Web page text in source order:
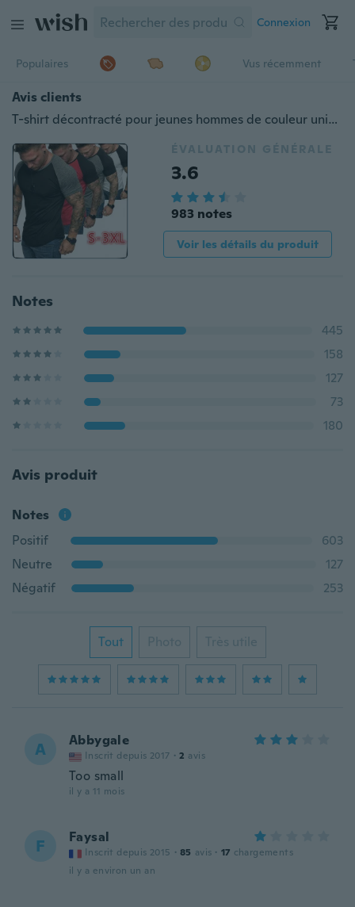
Connexion
Populaires Vus récemment
Avis clients
T-shirt décontracté pour jeunes hommes de couleur unie t-shirts à col rond T-shirt de remise en forme hauts confortables chemises
ÉVALUATION GÉNÉRALE
3.6
983 notes
Voir les détails du produit
Notes
445
158
127
73
180
Avis produit
Notes
Positif
603
Neutre
127
Négatif
253
Tout Photo Très utile
A Abbygale
Inscrit depuis 2017 · 2 avis
Too small
il y a 11 mois
F Faysal
Inscrit depuis 2015 · 85 avis · 17 chargements
il y a environ un an